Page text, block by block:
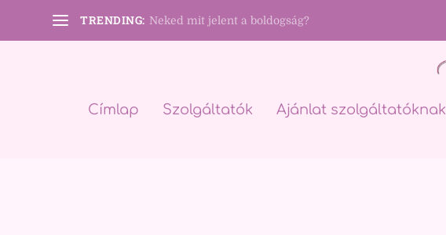
TRENDING: Neked mit jelent a boldogság?
Címlap Szolgáltatók Ajánlat szolgáltatóknak